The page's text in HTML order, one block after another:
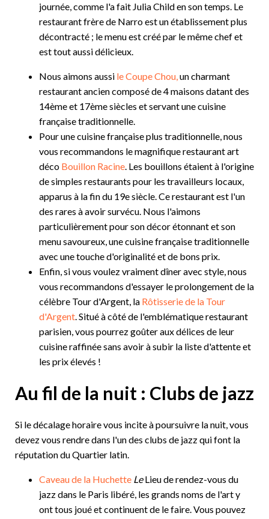
journée, comme l'a fait Julia Child en son temps. Le
restaurant frère de Narro est un établissement plus
décontracté ; le menu est créé par le même chef et
est tout aussi délicieux.
Nous aimons aussi le Coupe Chou,un charmant
restaurant ancien composé de 4 maisons datant des
14ème et 17ème siècles et servant une cuisine
française traditionnelle.
Pour une cuisine française plus traditionnelle, nous
vous recommandons le magnifique restaurant art
déco Bouillon Racine. Les bouillons étaient à l'origine
de simples restaurants pour les travailleurs locaux,
apparus à la fin du 19e siècle. Ce restaurant est l'un
des rares à avoir survécu. Nous l'aimons
particulièrement pour son décor étonnant et son
menu savoureux, une cuisine française traditionnelle
avec une touche d'originalité et de bons prix.
Enfin, si vous voulez vraiment dîner avec style, nous
vous recommandons d'essayer le prolongement de la
célèbre Tour d'Argent, la Rôtisserie de la Tour
d'Argent. Situé à côté de l'emblématique restaurant
parisien, vous pourrez goûter aux délices de leur
cuisine raffinée sans avoir à subir la liste d'attente et
les prix élevés !
Au fil de la nuit : Clubs de jazz
Si le décalage horaire vous incite à poursuivre la nuit, vous
devez vous rendre dans l'un des clubs de jazz qui font la
réputation du Quartier latin.
Caveau de la Huchette LeLieu de rendez-vous du
jazz dans le Paris libéré, les grands noms de l'art y
ont tous joué et continuent de le faire. Vous pouvez